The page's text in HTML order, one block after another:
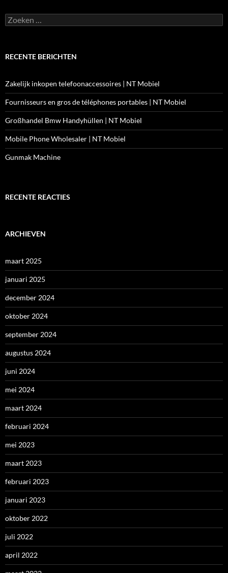
Zoeken
naar:
RECENTE BERICHTEN
Zakelijk inkopen telefoonaccessoires | NT Mobiel
Fournisseurs en gros de téléphones portables | NT Mobiel
Großhandel Bmw Handyhüllen | NT Mobiel
Mobile Phone Wholesaler | NT Mobiel
Gunmak Machine
RECENTE REACTIES
ARCHIEVEN
maart 2025
januari 2025
december 2024
oktober 2024
september 2024
augustus 2024
juni 2024
mei 2024
maart 2024
februari 2024
mei 2023
maart 2023
februari 2023
januari 2023
oktober 2022
juli 2022
april 2022